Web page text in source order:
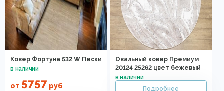
Ковер Фортуна 532 W Пески
от 5757 руб
Овальный ковер Премиум
20124 25262 цвет бежевый